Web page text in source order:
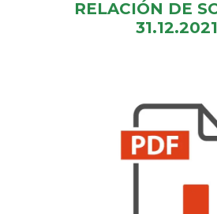
RELACIÓN DE
31.12.2021